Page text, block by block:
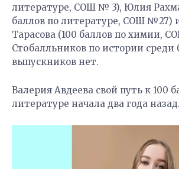
литературе, СОШ № 3), Юлия
баллов по литературе, СОШ №27)
Тарасова (100 баллов по химии,
Стобалльников по истории среди
выпускников нет.
Валерия Авдеева свой путь к 100
литературе начала два года назад.